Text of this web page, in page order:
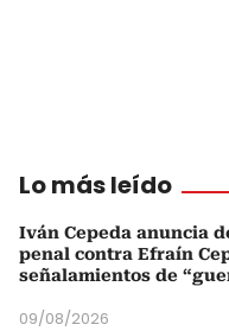
Lo más leído
Iván Cepeda anuncia
penal contra Efraín
señalamientos de
09/08/2026